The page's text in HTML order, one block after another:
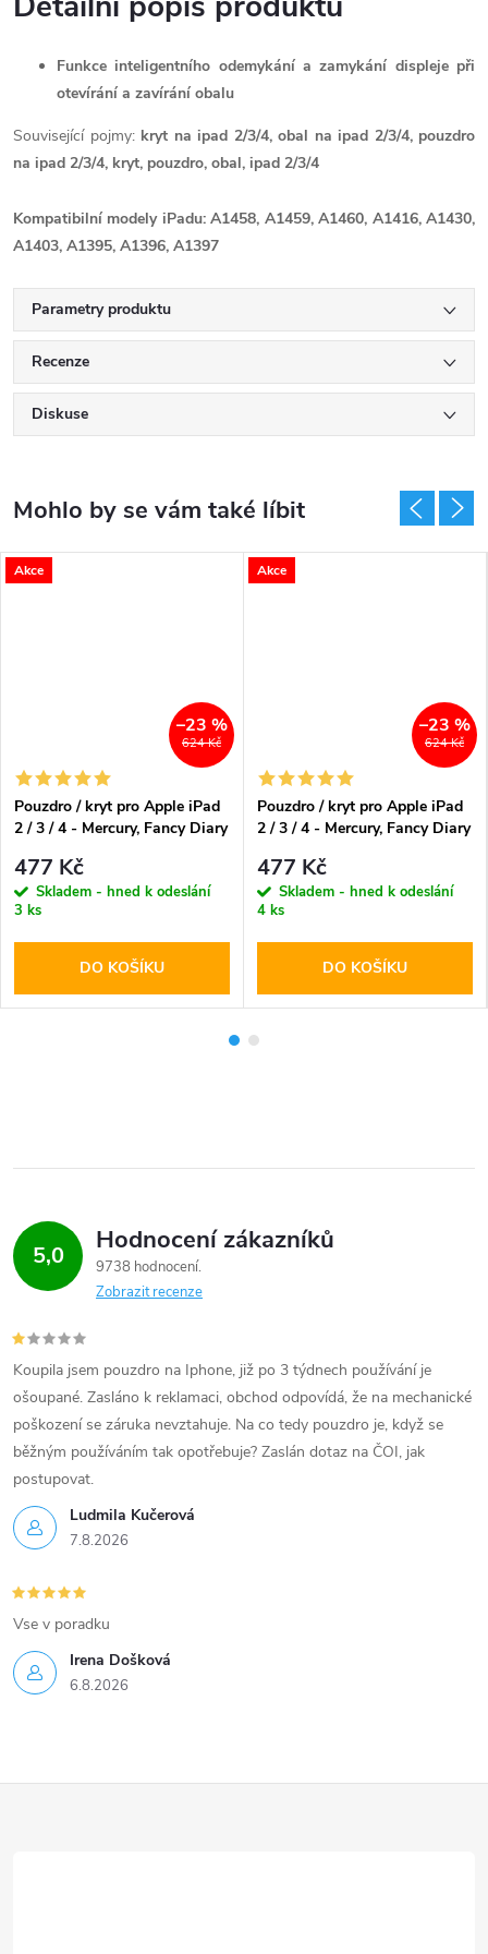
Funkce inteligentního odemykání a zamykání displeje při
otevírání a zavírání obalu
Související pojmy: kryt na ipad 2/3/4, obal na ipad 2/3/4, pouzdro
na ipad 2/3/4, kryt, pouzdro, obal, ipad 2/3/4
Kompatibilní modely iPadu: A1458, A1459, A1460, A1416, A1430,
A1403, A1395, A1396, A1397
Parametry produktu
Recenze
Diskuse
Akce
624 Kč
–23 %
Pouzdro / kryt pro Apple iPad
2 / 3 / 4 - Mercury, Fancy Diary
477 Kč
Skladem - hned k odeslání
3 ks
DO KOŠÍKU
Akce
624 Kč
–23 %
Pouzdro / kryt pro Apple iPad
2 / 3 / 4 - Mercury, Fancy Diary
477 Kč
Skladem - hned k odeslání
4 ks
DO KOŠÍKU
5,0 Hodnocení zákazníků
9738 hodnocení
Zobrazit recenze
Ludmila Kučerová
7.8.2026
Koupila jsem pouzdro na Iphone, již po 3 týdnech používání je
ošoupané. Zasláno k reklamaci, obchod odpovídá, že na mechanické
poškození se záruka nevztahuje. Na co tedy pouzdro je, když se
běžným používáním tak opotřebuje? Zaslán dotaz na ČOI, jak
postupovat.
Irena Došková
6.8.2026
Vse v poradku